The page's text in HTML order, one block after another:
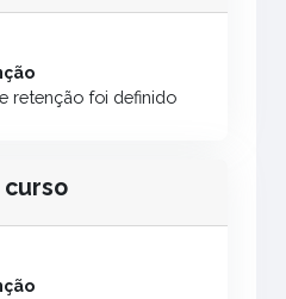
retenção foi definido